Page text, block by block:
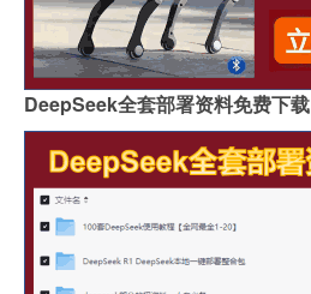
DeepSeek全套部署资料免费下载